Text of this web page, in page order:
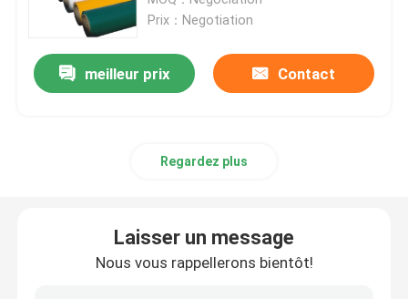
Prix：Negotiation
meilleur prix Contact
Regardez plus
Laisser un message
Nous vous rappellerons bientôt!